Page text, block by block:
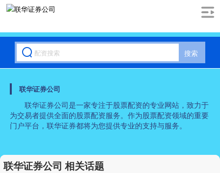
搜索
联华证券公司
联华证券公司是一家专注于股票配资的专业网站，致力于
为交易者提供全面的股票配资服务。作为股票配资领域的重要
门户平台，联华证券都将为您提供专业的支持与服务。
联华证券公司 相关话题